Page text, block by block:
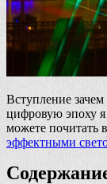
Вступление
цифровую эпоху я
можете почитать
эффектными